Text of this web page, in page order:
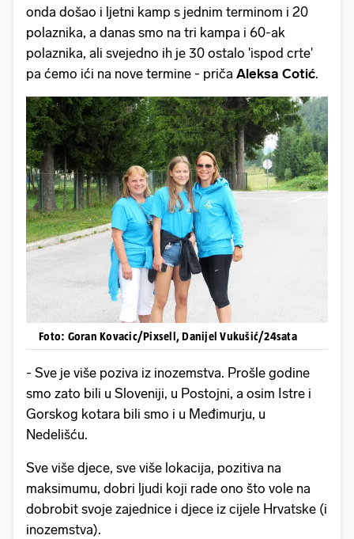
onda došao i ljetni kamp s jednim terminom i 20
polaznika, a danas smo na tri kampa i 60-ak
polaznika, ali svejedno ih je 30 ostalo 'ispod crte'
pa ćemo ići na nove termine - priča Aleksa Cotić.
Foto: Goran Kovacic/Pixsell, Danijel Vukušić/24sata
- Sve je više poziva iz inozemstva. Prošle godine
smo zato bili u Sloveniji, u Postojni, a osim Istre i
Gorskog kotara bili smo i u Međimurju, u
Nedelišću.
Sve više djece, sve više lokacija, pozitiva na
maksimumu, dobri ljudi koji rade ono što vole na
dobrobit svoje zajednice i djece iz cijele Hrvatske (i
inozemstva).